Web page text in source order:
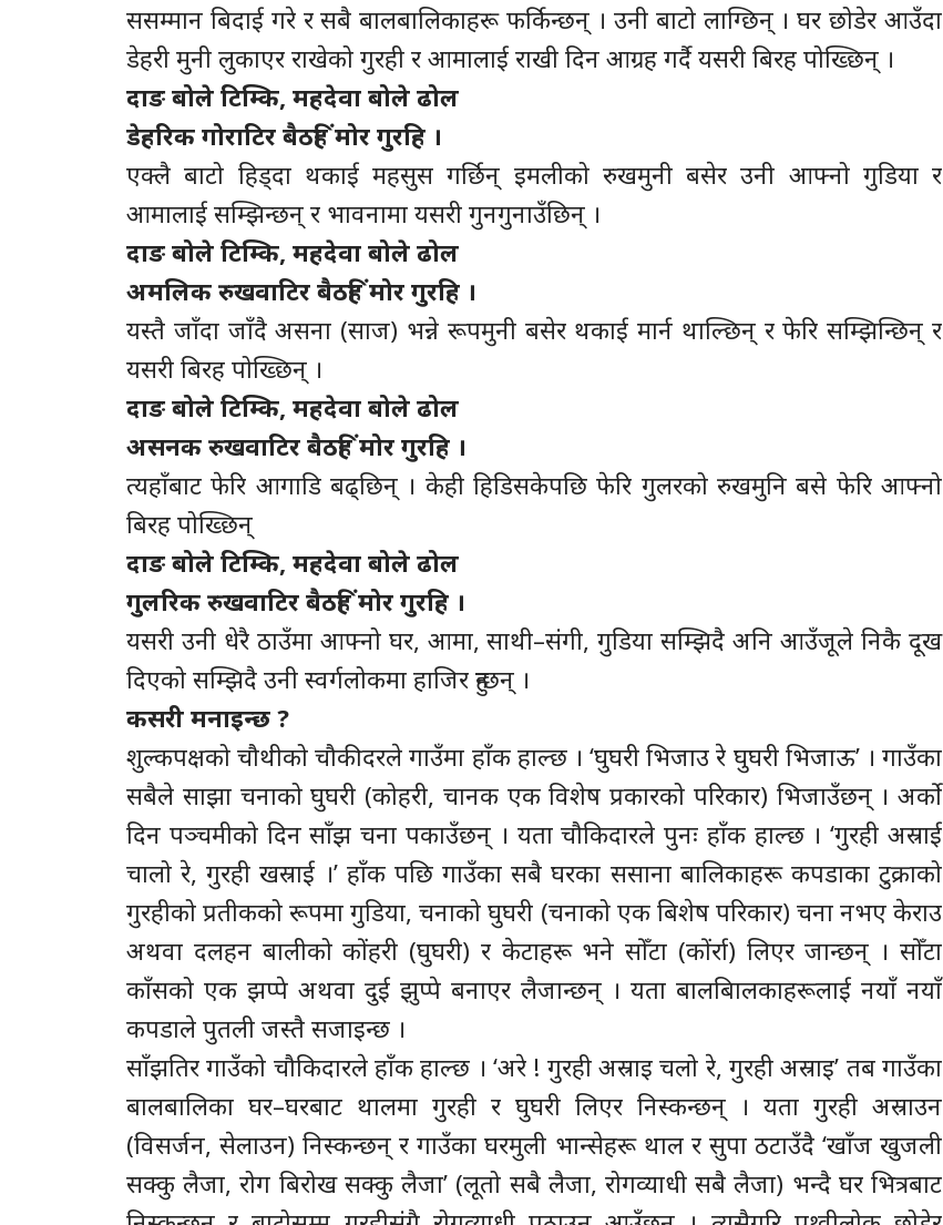
ससम्मान बिदाई गरे र सबै बालबालिकाहरू फर्किन्छन् । उनी बाटो लाग्छिन् । घर छोडेर आउँदा
डेहरी मुनी लुकाएर राखेको गुरही र आमालाई राखी दिन आग्रह गर्दै यसरी बिरह पोख्छिन् ।
दाङ बोले टिम्कि, महदेवा बोले ढोल
डेहरिक गोराटिर बैठहिं मोर गुरहि ।
एक्लै बाटो हिड्दा थकाई महसुस गर्छिन् इमलीको रुखमुनी बसेर उनी आफ्नो गुडिया र
आमालाई सम्झिन्छन् र भावनामा यसरी गुनगुनाउँछिन् ।
दाङ बोले टिम्कि, महदेवा बोले ढोल
अमलिक रुखवाटिर बैठहिं मोर गुरहि ।
यस्तै जाँदा जाँदै असना (साज) भन्ने रूपमुनी बसेर थकाई मार्न थाल्छिन् र फेरि सम्झिन्छिन् र
यसरी बिरह पोख्छिन् ।
दाङ बोले टिम्कि, महदेवा बोले ढोल
असनक रुखवाटिर बैठहिं मोर गुरहि ।
त्यहाँबाट फेरि आगाडि बढ्छिन् । केही हिडिसकेपछि फेरि गुलरको रुखमुनि बसे फेरि आफ्नो
बिरह पोख्छिन्
दाङ बोले टिम्कि, महदेवा बोले ढोल
गुलरिक रुखवाटिर बैठहिं मोर गुरहि ।
यसरी उनी धेरै ठाउँमा आफ्नो घर, आमा, साथी–संगी, गुडिया सम्झिदै अनि आउँजूले निकै दूख
दिएको सम्झिदै उनी स्वर्गलोकमा हाजिर हुन्छन् ।
कसरी मनाइन्छ ?
शुल्कपक्षको चौथीको चौकीदरले गाउँमा हाँक हाल्छ । ‘घुघरी भिजाउ रे घुघरी भिजाऊ’ । गाउँका
सबैले साझा चनाको घुघरी (कोहरी, चानक एक विशेष प्रकारको परिकार) भिजाउँछन् । अर्को
दिन पञ्चमीको दिन साँझ चना पकाउँछन् । यता चौकिदारले पुनः हाँक हाल्छ । ‘गुरही अस्राई
चालो रे, गुरही खस्राई ।’ हाँक पछि गाउँका सबै घरका ससाना बालिकाहरू कपडाका टुक्राको
गुरहीको प्रतीकको रूपमा गुडिया, चनाको घुघरी (चनाको एक बिशेष परिकार) चना नभए केराउ
अथवा दलहन बालीको कोंहरी (घुघरी) र केटाहरू भने सोँटा (कोंर्रा) लिएर जान्छन् । सोँटा
काँसको एक झप्पे अथवा दुई झुप्पे बनाएर लैजान्छन् । यता बालबािलकाहरूलाई नयाँ नयाँ
कपडाले पुतली जस्तै सजाइन्छ ।
साँझतिर गाउँको चौकिदारले हाँक हाल्छ । ‘अरे ! गुरही अस्राइ चलो रे, गुरही अस्राइ’ तब गाउँका
बालबालिका घर–घरबाट थालमा गुरही र घुघरी लिएर निस्कन्छन् । यता गुरही अस्राउन
(विसर्जन, सेलाउन) निस्कन्छन् र गाउँका घरमुली भान्सेहरू थाल र सुपा ठटाउँदै ‘खाँज खुजली
सक्कु लैजा, रोग बिरोख सक्कु लैजा’ (लूतो सबै लैजा, रोगव्याधी सबै लैजा) भन्दै घर भित्रबाट